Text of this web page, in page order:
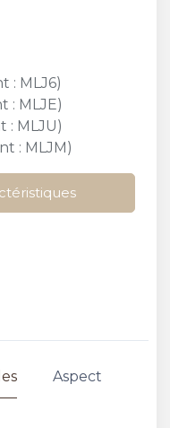
: MLJ6)
: MLJE)
: MLJU)
: MLJM)
Aspect